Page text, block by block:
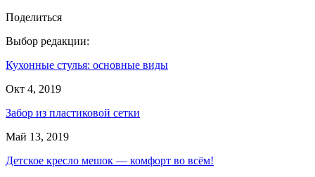
Поделиться
Выбор редакции:
Кухонные стулья: основные виды
Окт 4, 2019
Забор из пластиковой сетки
Май 13, 2019
Детское кресло мешок — комфорт во всём!